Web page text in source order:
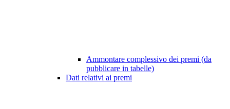
Ammontare complessivo dei premi (da
pubblicare in tabelle)
Dati relativi ai premi